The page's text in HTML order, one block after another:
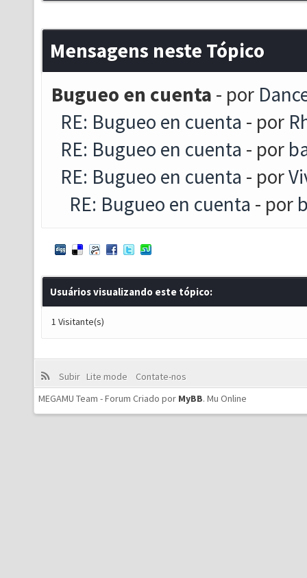
Mensagens neste Tópico
Bugueo en cuenta - por
RE: Bugueo en cuenta - por
RE: Bugueo en cuenta - por
RE: Bugueo en cuenta - por
RE: Bugueo en cuenta - por
Usuários visualizando este tópico:
1 Visitante(s)
Subir Lite mode
Contate-nos
MEGAMU Team - Forum Criado por MyBB. Mu Online